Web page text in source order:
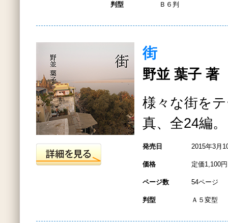
判型 Ｂ６判
街
野並 葉子 著
様々な街を
真、全24編。
発売日 2015年3月
価格 定価1,100
ページ数 54ページ
判型 Ａ５変型